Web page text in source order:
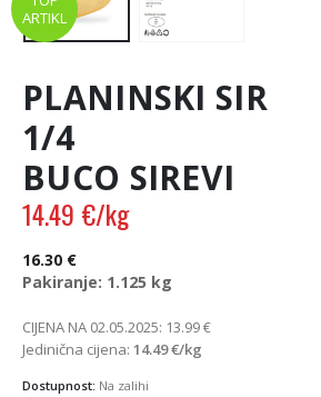
ARTIKL
PLANINSKI SIR
1/4
BUCO SIREVI
14.49 €/kg
16.30 €
Pakiranje: 1.125 kg
CIJENA NA 02.05.2025: 13.99€
Jedinična cijena: 14.49€/kg
Dostupnost: Na zalihi